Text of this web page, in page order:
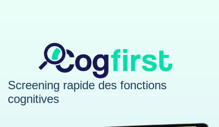
Screening rapide des fonctions
cognitives